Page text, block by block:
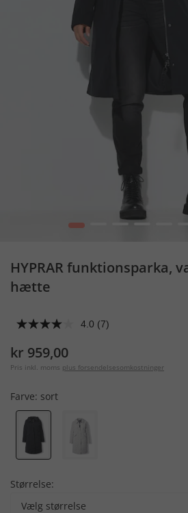
1
HYPRAR funktionsparka,
hætte
4.0 (7)
kr 959,00
Pris inkl. moms plus forsendelsesomkostninger
Farve: sort
Størrelse:
Vælg størrelse